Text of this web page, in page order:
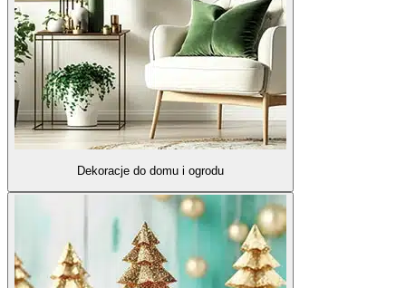
Dekoracje do domu i ogrodu